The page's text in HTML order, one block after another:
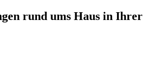
rund ums Haus in Ihrer